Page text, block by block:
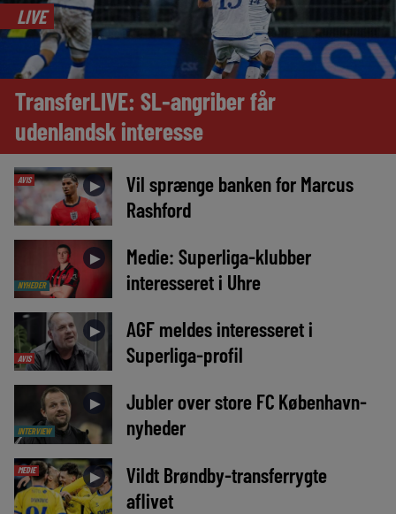
LIVE
TransferLIVE: SL-angriber får
udenlandsk interesse
AVIS ►
Vil sprænge banken for Marcus
Rashford
NYHEDER
►
Medie: Superliga-klubber
interesseret i Uhre
AVIS
►
AGF meldes interesseret i
Superliga-profil
INTERVIEW
►
Jubler over store FC København-
nyheder
MEDIE ►
Vildt Brøndby-transferrygte
aflivet